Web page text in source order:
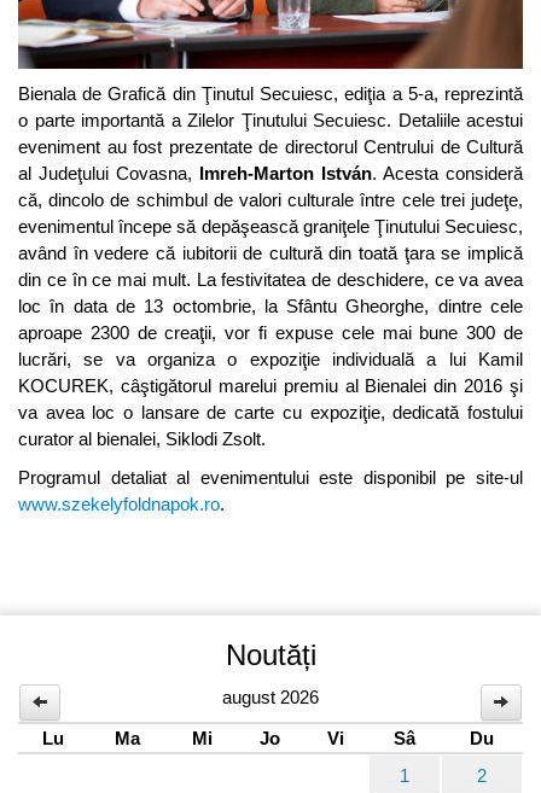
Bienala de Grafică din Ţinutul Secuiesc, ediţia a 5-a, reprezintă
o parte importantă a Zilelor Ţinutului Secuiesc. Detaliile acestui
eveniment au fost prezentate de directorul Centrului de Cultură
al Judeţului Covasna, Imreh-Marton István. Acesta consideră
că, dincolo de schimbul de valori culturale între cele trei judeţe,
evenimentul începe să depăşească graniţele Ţinutului Secuiesc,
având în vedere că iubitorii de cultură din toată ţara se implică
din ce în ce mai mult. La festivitatea de deschidere, ce va avea
loc în data de 13 octombrie, la Sfântu Gheorghe, dintre cele
aproape 2300 de creaţii, vor fi expuse cele mai bune 300 de
lucrări, se va organiza o expoziţie individuală a lui Kamil
KOCUREK, câştigătorul marelui premiu al Bienalei din 2016 şi
va avea loc o lansare de carte cu expoziţie, dedicată fostului
curator al bienalei, Siklodi Zsolt.
Programul detaliat al evenimentului este disponibil pe site-ul
www.szekelyfoldnapok.ro.
Noutăți
august 2026
Lu
Ma Mi Jo Vi Sâ
Du
1
2